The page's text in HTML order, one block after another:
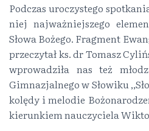
Podczas uroczystego
niej najważniejszego
Słowa Bożego. Fragment
przeczytał ks. dr Tomasz
wprowadziła nas też
Gimnazjalnego w Słowiku
kolędy i melodie
kierunkiem nauczyciela